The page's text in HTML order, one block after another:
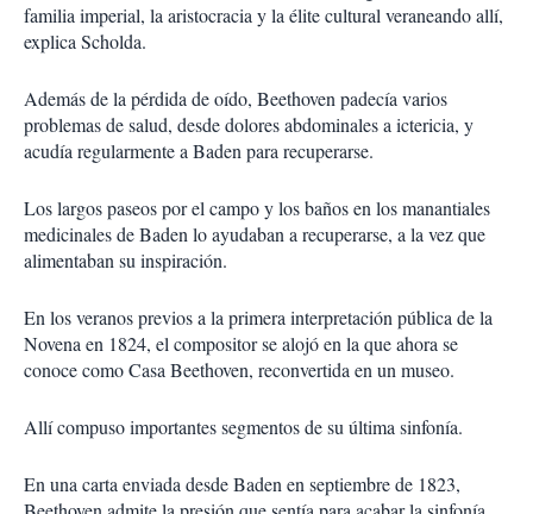
familia imperial, la aristocracia y la élite cultural veraneando allí,
explica Scholda.
Además de la pérdida de oído, Beethoven padecía varios
problemas de salud, desde dolores abdominales a ictericia, y
acudía regularmente a Baden para recuperarse.
Los largos paseos por el campo y los baños en los manantiales
medicinales de Baden lo ayudaban a recuperarse, a la vez que
alimentaban su inspiración.
En los veranos previos a la primera interpretación pública de la
Novena en 1824, el compositor se alojó en la que ahora se
conoce como Casa Beethoven, reconvertida en un museo.
Allí compuso importantes segmentos de su última sinfonía.
En una carta enviada desde Baden en septiembre de 1823,